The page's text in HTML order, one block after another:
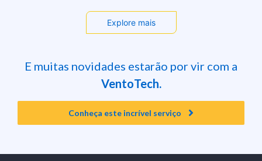
Explore mais
E muitas novidades estarão por vir com a
VentoTech.
Conheça este incrível serviço